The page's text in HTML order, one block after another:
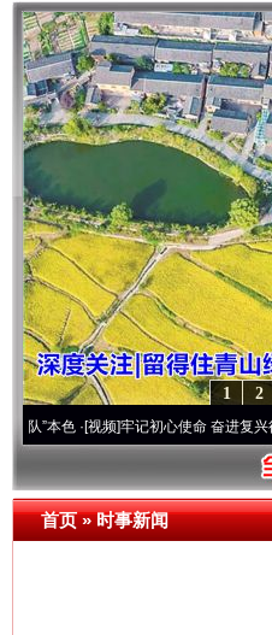
2
1
·[视频]牢记初心使命 奋进复兴征程丨宝
首页»时事新闻